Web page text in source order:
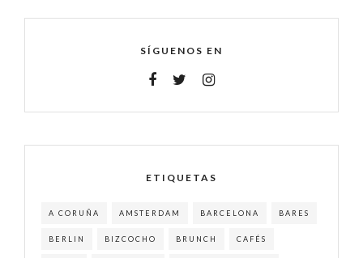
SÍGUENOS EN
ETIQUETAS
A CORUÑA AMSTERDAM BARCELONA BARES
BERLIN BIZCOCHO BRUNCH CAFÉS